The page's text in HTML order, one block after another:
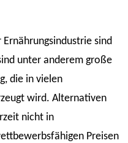
sind
unter anderem große
die in vielen
wird. Alternativen
nicht in
Preisen